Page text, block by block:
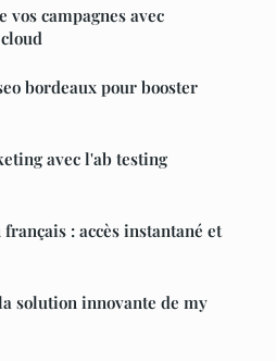
campagnes avec
bordeaux pour booster
avec l'ab testing
: accès instantané et
solution innovante de my